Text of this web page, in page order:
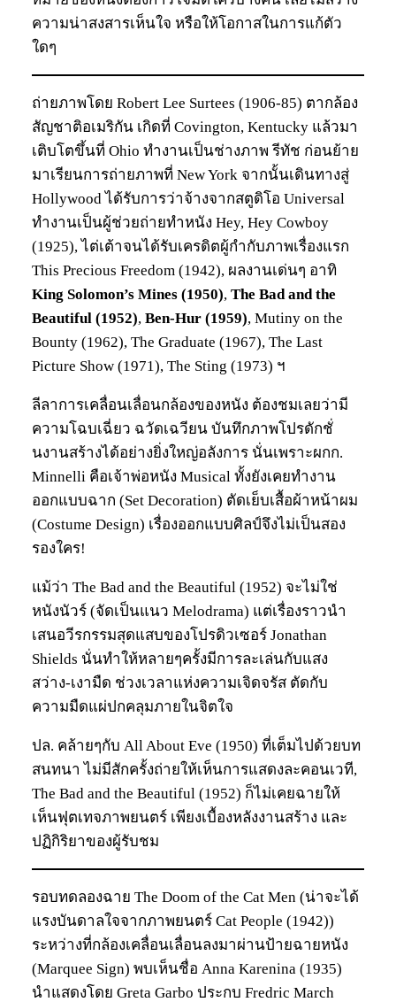
ความน่าสงสารเห็นใจ หรือให้โอกาสในการแก้ตัว
ใดๆ
ถ่ายภาพโดย Robert Lee Surtees (1906-85) ตากล้อง
สัญชาติอเมริกัน เกิดที่ Covington, Kentucky แล้วมา
เติบโตขึ้นที่ Ohio ทำงานเป็นช่างภาพ รีทัช ก่อนย้าย
มาเรียนการถ่ายภาพที่ New York จากนั้นเดินทางสู่
Hollywood ได้รับการว่าจ้างจากสตูดิโอ Universal
ทำงานเป็นผู้ช่วยถ่ายทำหนัง Hey, Hey Cowboy
(1925), ไต่เต้าจนได้รับเครดิตผู้กำกับภาพเรื่องแรก
This Precious Freedom (1942), ผลงานเด่นๆ อาทิ
King Solomon’s Mines (1950), The Bad and the
Beautiful (1952), Ben-Hur (1959), Mutiny on the
Bounty (1962), The Graduate (1967), The Last
Picture Show (1971), The Sting (1973) ฯ
ลีลาการเคลื่อนเลื่อนกล้องของหนัง ต้องชมเลยว่ามี
ความโฉบเฉี่ยว ฉวัดเฉวียน บันทึกภาพโปรดักชั่
นงานสร้างได้อย่างยิ่งใหญ่อลังการ นั่นเพราะผกก.
Minnelli คือเจ้าพ่อหนัง Musical ทั้งยังเคยทำงาน
ออกแบบฉาก (Set Decoration) ตัดเย็บเสื้อผ้าหน้าผม
(Costume Design) เรื่องออกแบบศิลป์จึงไม่เป็นสอง
รองใคร!
แม้ว่า The Bad and the Beautiful (1952) จะไม่ใช่
หนังนัวร์ (จัดเป็นแนว Melodrama) แต่เรื่องราวนำ
เสนอวีรกรรมสุดแสบของโปรดิวเซอร์ Jonathan
Shields นั่นทำให้หลายๆครั้งมีการละเล่นกับแสง
สว่าง-เงามืด ช่วงเวลาแห่งความเจิดจรัส ตัดกับ
ความมืดแผ่ปกคลุมภายในจิตใจ
ปล. คล้ายๆกับ All About Eve (1950) ที่เต็มไปด้วยบท
สนทนา ไม่มีสักครั้งถ่ายให้เห็นการแสดงละคอนเวที,
The Bad and the Beautiful (1952) ก็ไม่เคยฉายให้
เห็นฟุตเทจภาพยนตร์ เพียงเบื้องหลังงานสร้าง และ
ปฏิกิริยาของผู้รับชม
รอบทดลองฉาย The Doom of the Cat Men (น่าจะได้
แรงบันดาลใจจากภาพยนตร์ Cat People (1942))
ระหว่างที่กล้องเคลื่อนเลื่อนลงมาผ่านป้ายฉายหนัง
(Marquee Sign) พบเห็นชื่อ Anna Karenina (1935)
นำแสดงโดย Greta Garbo ประกบ Fredric March